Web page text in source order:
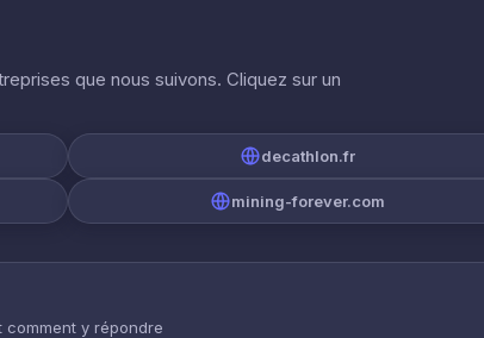
que nous suivons. Cliquez sur un
decathlon.fr
mining-forever.com
comment y répondre